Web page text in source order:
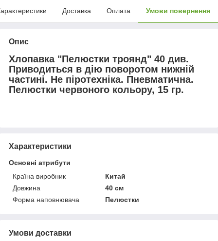
Доставка Оплата Умови повернення
Опис
Хлопавка "Пелюстки троянд" 40 див.
Приводиться в дію поворотом нижній
частині. Не піротехніка. Пневматична.
Пелюстки червоного кольору, 15 гр.
Характеристики
Основні атрибути
Країна виробник
Китай
Довжина
40 см
Форма наповнювача
Пелюстки
Умови доставки